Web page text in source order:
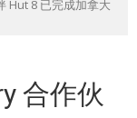
Hut 8 已完成加拿大
合作伙